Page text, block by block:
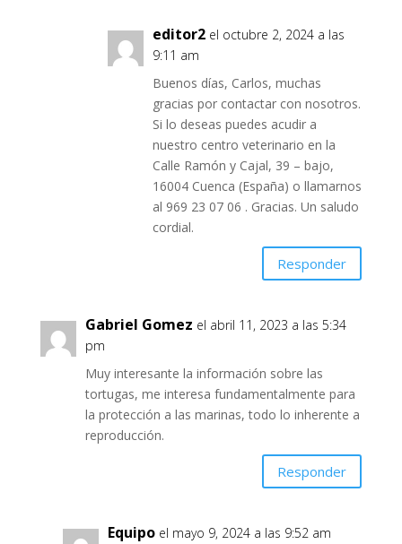
editor2 el octubre 2, 2024 a las
9:11 am
Buenos días, Carlos, muchas
gracias por contactar con nosotros.
Si lo deseas puedes acudir a
nuestro centro veterinario en la
Calle Ramón y Cajal, 39 – bajo,
16004 Cuenca (España) o llamarnos
al 969 23 07 06 . Gracias. Un saludo
cordial.
Responder
Gabriel Gomez el abril 11, 2023 a las 5:34
pm
Muy interesante la información sobre las
tortugas, me interesa fundamentalmente para
la protección a las marinas, todo lo inherente a
reproducción.
Responder
Equipo el mayo 9, 2024 a las 9:52 am